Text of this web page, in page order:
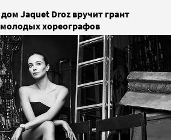
Jaquet Droz вручит грант
хореографов